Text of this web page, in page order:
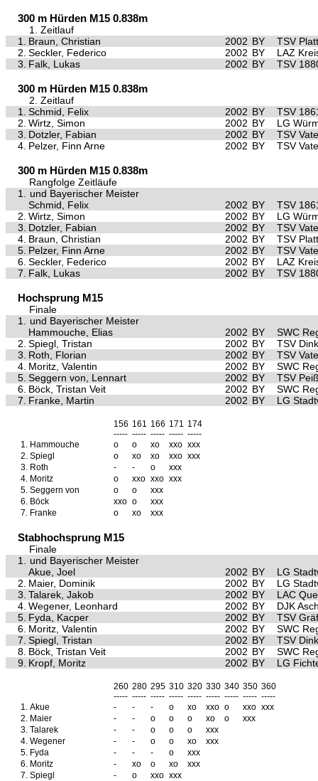
300 m Hürden M15 0.838m
1. Zeitlauf
1.
Braun, Christian 2002 BY
TSV
2. Seckler, Federico 2002 BY
LAZ
3. Falk, Lukas 2002 BY TSV
300 m Hürden M15 0.838m
2. Zeitlauf
1.
Schmid, Felix 2002 BY
TSV
2. Wirtz, Simon 2002 BY
LG
3. Dotzler, Fabian 2002 BY
TSV
4. Pelzer, Finn Arne 2002 BY TSV
300 m Hürden M15 0.838m
Rangfolge Zeitläufe
1.
und Bayerischer Meister
Schmid, Felix
2002 BY
TSV
2. Wirtz, Simon 2002 BY
LG
3. Dotzler, Fabian 2002 BY
TSV
4. Braun, Christian 2002 BY
TSV
5. Pelzer, Finn Arne 2002 BY
TSV
6. Seckler, Federico 2002 BY
LAZ
7. Falk, Lukas 2002 BY TSV
Hochsprung M15
Finale
1.
und Bayerischer Meister
Hammouche, Elias
2002 BY
SWC
2. Spiegl, Tristan 2002 BY
TSV
3. Roth, Florian 2002 BY
TSV
4. Moritz, Valentin 2002 BY
SWC
5. Seggern von, Lennart 2002 BY
TSV
6. Böck, Tristan Veit 2002 BY
SWC
7. Franke, Martin 2002 BY LG
156 161 166 171 174
----- ----- ----- ----- -----
1. Hammouche o o xo xxo xxx
2. Spiegl o xo xo xxo xxx
3. Roth - - o
xxx
4. Moritz o xxo xxo xxx
5. Seggern von o o
xxx
6. Böck xxo o
xxx
7. Franke o xo xxx
Stabhochsprung M15
Finale
1.
und Bayerischer Meister
Akue, Joel
2002 BY
LG
2. Maier, Dominik 2002 BY
LG
3. Talarek, Jakob 2002 BY
LAC
4. Wegener, Leonhard 2002 BY
DJK
5. Fyda, Kacper 2002 BY
TSV
6. Moritz, Valentin 2002 BY
SWC
7. Spiegl, Tristan 2002 BY
TSV
8. Böck, Tristan Veit 2002 BY
SWC
9. Kropf, Moritz 2002 BY LG
260 280 295 310 320 330 340 350 360
----- ----- ----- ----- ----- ----- ----- ----- -----
1. Akue - - - o xo xxo o xxo xxx
2. Maier - - o o o xo o
xxx
3. Talarek - - o o o
xxx
4. Wegener - - o o xo
xxx
5. Fyda - - - o
xxx
6. Moritz - xo o xo
xxx
7. Spiegl - o xxo xxx